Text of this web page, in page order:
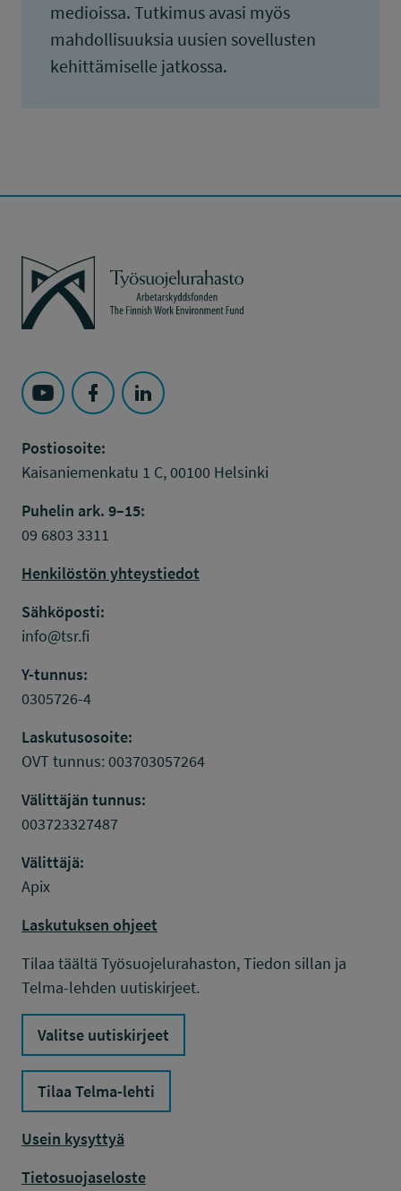
medioissa. Tutkimus avasi myös
mahdollisuuksia uusien sovellusten
kehittämiselle jatkossa.
Työsuojelurahasto
Seuraa Työsuojelurahasto kohteessa: YouTube
Seuraa Työsuojelurahasto kohteessa:
Seuraa Työsuojelurahasto kohteessa:
Postiosoite:
Kaisaniemenkatu 1 C, 00100 Helsinki
Puhelin ark. 9–15:
09 6803 3311
Henkilöstön yhteystiedot
Sähköposti:
info@tsr.fi
Y-tunnus:
0305726-4
Laskutusosoite:
OVT tunnus: 003703057264
Välittäjän tunnus:
003723327487
Välittäjä:
Apix
Laskutuksen ohjeet
Tilaa täältä Työsuojelurahaston, Tiedon sillan ja
Telma-lehden uutiskirjeet.
Valitse uutiskirjeet
Tilaa Telma-lehti
Usein kysyttyä
Tietosuojaseloste